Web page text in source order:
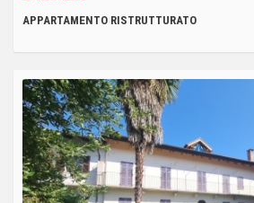
APPARTAMENTO RISTRUTTURATO